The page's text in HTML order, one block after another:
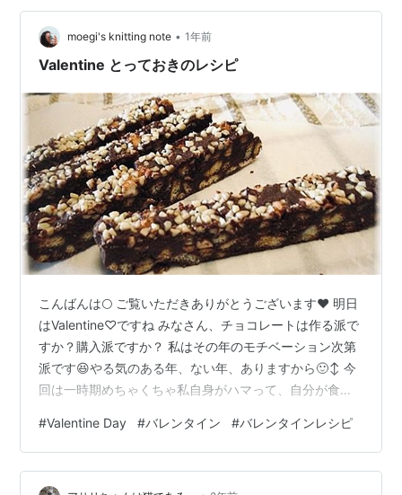
moegi's knitting note • 1年前
Valentine とっておきのレシピ
こんばんは🌕 ご覧いただきありがとうございます♥️ 明日
はValentine♡ですね みなさん、チョコレートは作る派で
すか？購入派ですか？ 私はその年のモチベーション次第
派です😆やる気のある年、ない年、ありますから🙂‍↕️ 今
回は一時期めちゃくちゃ私自身がハマって、自分が食べ
キーバーの作り方を紹介します♡ チョコクッキーバー
（14～16本ほど) 材料 板チョコ 3枚クッキー(マリー) 18
枚牛乳 40～50㏄無塩バター 30gアーモンドマシュマロ
#Valentine Day #バレンタイン #バレンタインレシピ